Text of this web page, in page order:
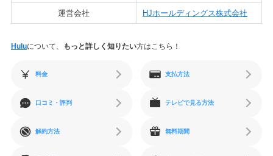
運営会社 HJホールディングス株式会社
Huluについて、 もっと詳しく知りたい方はこちら！
料金 支払方法
口コミ・評判 テレビで見る方法
解約方法 無料期間